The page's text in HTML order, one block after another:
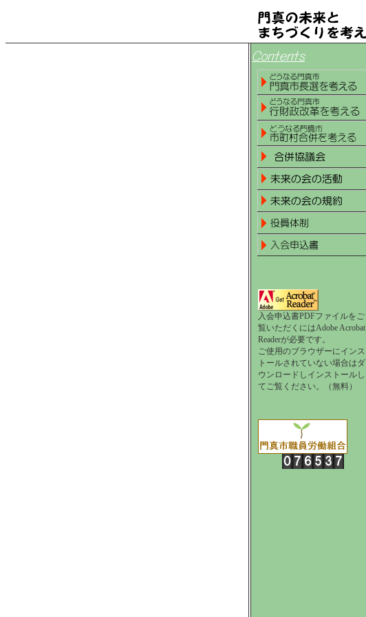
入会申込書PDFファイルをご
覧いただくにはAdobe Acrobat
Readerが必要です。
ご使用のブラウザーにインス
トールされていない場合はダ
ウンロードしインストールし
てご覧ください。（無料）